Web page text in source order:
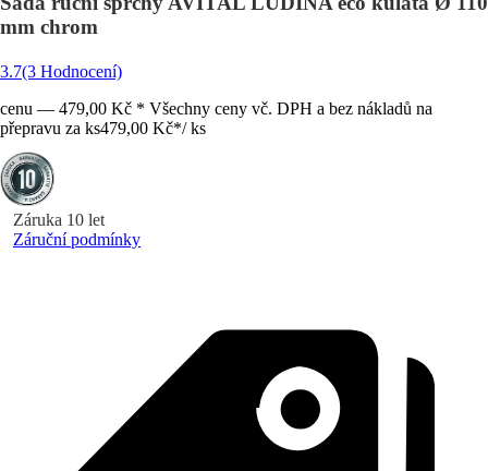
mm chrom
3.7(3 Hodnocení)
cenu — 479,00 Kč * Všechny ceny vč. DPH a bez nákladů na
přepravu za ks479,00 Kč*/ ks
Záruka 10 let
Záruční podmínky